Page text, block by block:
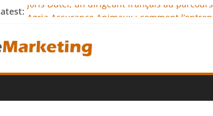
Joris Dutel, un dirigeant français au
JCA Academy : l’excellence au service de
Denis Bouclon : la diplomatie éducative